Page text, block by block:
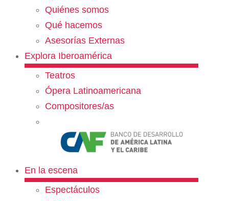
Quiénes somos
Qué hacemos
Asesorías Externas
Explora Iberoamérica
Teatros
Ópera Latinoamericana
Compositores/as
En la escena
Espectáculos